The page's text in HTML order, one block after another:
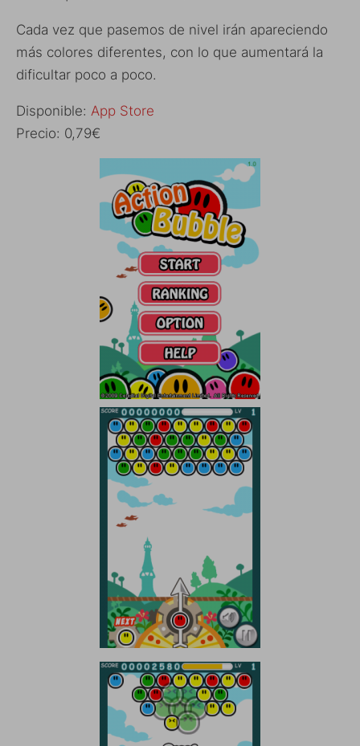
Cada vez que pasemos de nivel irán apareciendo
más colores diferentes, con lo que aumentará la
dificultar poco a poco.
Disponible: App Store
Precio: 0,79€